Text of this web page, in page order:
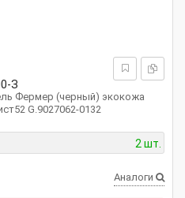
З
Фермер (черный) экокожа
G.9027062-0132
2 шт.
Аналоги